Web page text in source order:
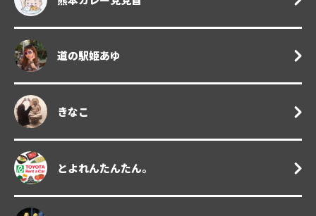
道の駅姫あゆ
きなこ
とよれんたんたん。